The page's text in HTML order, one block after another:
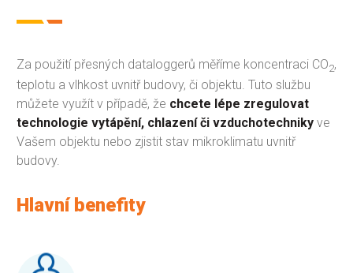
Za použití přesných dataloggerů měříme koncentraci CO2,
teplotu a vlhkost uvnitř budovy, či objektu. Tuto službu
můžete využít v případě, že chcete lépe zregulovat
technologie vytápění, chlazení či vzduchotechniky ve
Vašem objektu nebo zjistit stav mikroklimatu uvnitř
budovy.
Hlavní benefity